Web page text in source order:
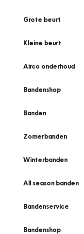
Grote beurt
Kleine beurt
Airco onderhoud
Bandenshop
Banden
Zomerbanden
Winterbanden
All season banden
Bandenservice
Bandenshop